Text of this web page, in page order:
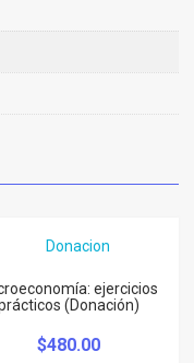
ejercicios
(Donación)
$480.00